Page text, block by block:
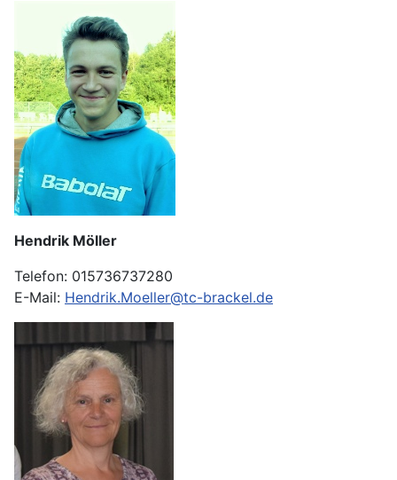
Hendrik Möller
Telefon: 015736737280
E-Mail: Hendrik.Moeller@tc-brackel.de